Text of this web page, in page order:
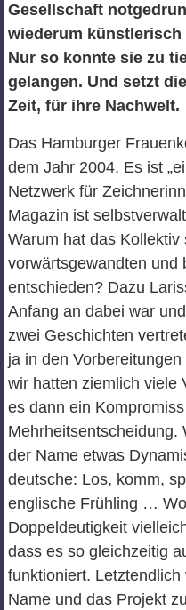
Gesellschaft
wiederum künstlerisch
Nur so konnte sie zu
gelangen. Und setzt
Zeit, für ihre Nachwelt.
Das Hamburger
dem Jahr 2004. Es ist
Netzwerk für
Magazin ist
Warum hat das Kollektiv
vorwärtsgewandten und
entschieden? Dazu
Anfang an dabei war
zwei Geschichten
ja in den
wir hatten ziemlich viele
es dann ein
Mehrheitsentscheidung.
der Name etwas
deutsche: Los, komm,
englische Frühling …
Doppeldeutigkeit
dass es so gleichzeitig
funktioniert.
Name und das Projekt